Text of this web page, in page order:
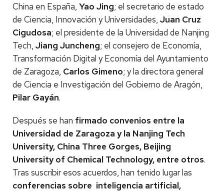
China en España, Yao Jing; el secretario de estado
de Ciencia, Innovación y Universidades, Juan Cruz
Cigudosa; el presidente de la Universidad de Nanjing
Tech, Jiang Juncheng; el consejero de Economía,
Transformación Digital y Economía del Ayuntamiento
de Zaragoza, Carlos Gimeno; y la directora general
de Ciencia e Investigación del Gobierno de Aragón,
Pilar Gayán.
Después se han firmado convenios entre la
Universidad de Zaragoza y la Nanjing Tech
University, China Three Gorges, Beijing
University of Chemical Technology, entre otros.
Tras suscribir esos acuerdos, han tenido lugar las
conferencias sobre inteligencia artificial,